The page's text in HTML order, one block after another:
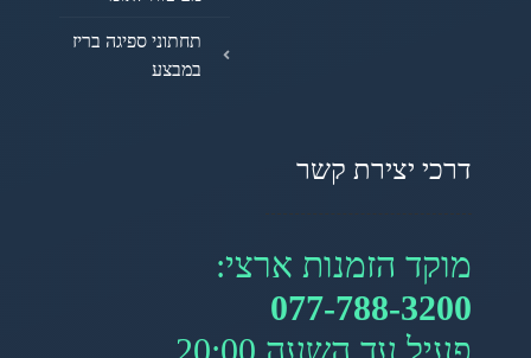
תחתוני ספיגה בריז
במבצע
דרכי יצירת קשר
מוקד הזמנות ארצי:
077-788-3200
פעיל עד השעה 20:00